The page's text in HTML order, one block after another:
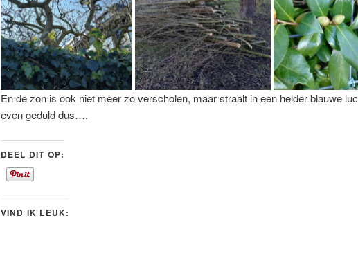
En de zon is ook niet meer zo verscholen, maar straalt in een helder blauwe
even geduld dus….
DEEL DIT OP:
VIND IK LEUK: